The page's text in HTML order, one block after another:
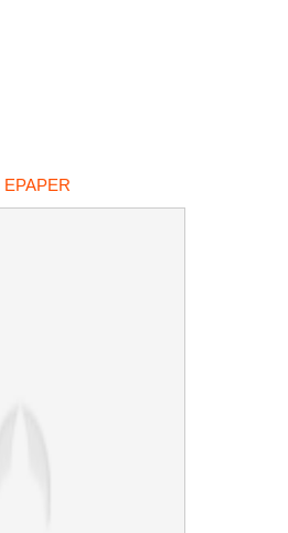
EPAPER